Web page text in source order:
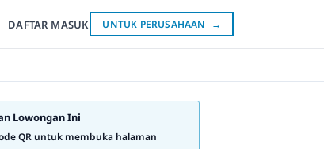
DAFTAR MASUK UNTUK PERUSAHAAN →
Lowongan Ini
QR untuk membuka halaman